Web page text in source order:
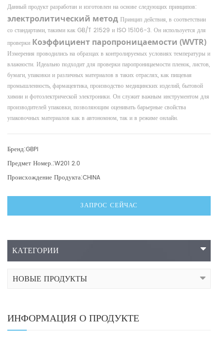
Данный продукт разработан и изготовлен на основе следующих принципов:
электролитический метод Принцип действия, в соответствии
со стандартами, такими как GB/T 21529 и ISO 15106-3. Он используется для
проверки Коэффициент паропроницаемости (WVTR)
Измерения проводились на образцах в контролируемых условиях температуры и
влажности. Идеально подходит для проверки паропроницаемости пленок, листов,
бумаги, упаковки и различных материалов в таких отраслях, как пищевая
промышленность, фармацевтика, производство медицинских изделий, бытовой
химии и фотоэлектрической электроники. Он служит важным инструментом для
производителей упаковки, позволяющим оценивать барьерные свойства
упаковочных материалов как в автономном, так и в режиме онлайн.
Бренд:GBPI
Предмет Номер.:W201 2.0
Происхождение Продукта:CHINA
ЗАПРОС СЕЙЧАС
КАТЕГОРИИ
НОВЫЕ ПРОДУКТЫ
ИНФОРМАЦИЯ О ПРОДУКТЕ